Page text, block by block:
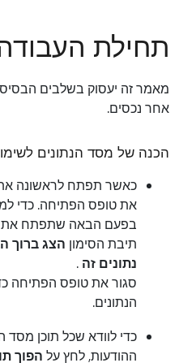
תחילת
מאמר זה יעסוק בשלבים
אחר נכסים.
הכנה של מסד הנתונים
את טופס הפתיחה. כדי
בפעם הבאה שתפתח את
תיבת הסימון הצג ברוך
נתונים זה .
סגור את טופס הפתיחה
הנתונים.
כדי לוודא שכל תוכן מסד
ההודעות, לחץ על הפוך